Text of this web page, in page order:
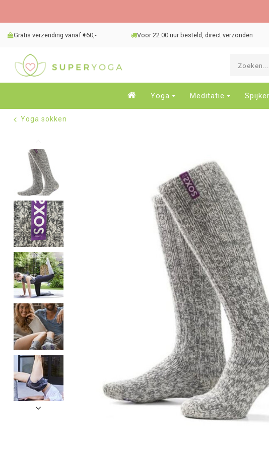
Gratis verzending vanaf €60,- Voor 22:00 uur besteld, direct verzonden
Yoga Meditatie
Yoga sokken